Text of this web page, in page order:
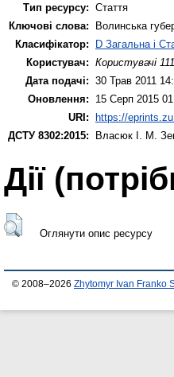
Тип ресурсу: Стаття
Ключові слова:
Волинська
Класифікатор:
D Загальна і
Користувач: Користувачі
Дата подачі: 30 Трав 2011
Оновлення:
15 Серп 2015
URI: https://
ДСТУ 8302:2015:
Власюк І. М.
Дії
Оглянути опис ресурсу
© 2008–2026 Zhytomyr Ivan Franko